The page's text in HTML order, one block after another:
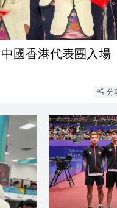
國香港代表團入場
分